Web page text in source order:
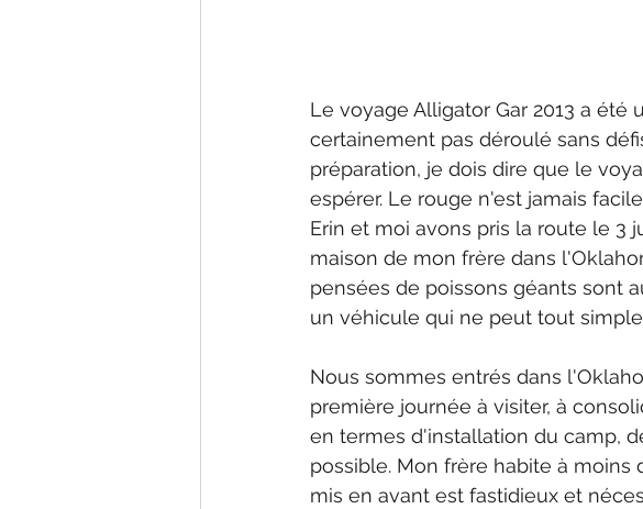
Le voyage Alligator Gar 2013 a été
certainement pas déroulé sans
préparation, je dois dire que le
espérer. Le rouge n'est jamais
Erin et moi avons pris la route le 3
maison de mon frère dans
pensées de poissons géants sont
un véhicule qui ne peut tout
Nous sommes entrés dans
première journée à visiter, à
en termes d'installation du camp,
possible. Mon frère habite à moins
mis en avant est fastidieux et